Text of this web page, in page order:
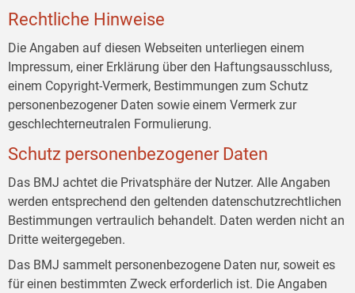
Rechtliche Hinweise
Die Angaben auf diesen Webseiten unterliegen einem
Impressum, einer Erklärung über den Haftungsausschluss,
einem Copyright-Vermerk, Bestimmungen zum Schutz
personenbezogener Daten sowie einem Vermerk zur
geschlechterneutralen Formulierung.
Schutz personenbezogener Daten
Das BMJ achtet die Privatsphäre der Nutzer. Alle Angaben
werden entsprechend den geltenden datenschutzrechtlichen
Bestimmungen vertraulich behandelt. Daten werden nicht an
Dritte weitergegeben.
Das BMJ sammelt personenbezogene Daten nur, soweit es
für einen bestimmten Zweck erforderlich ist. Die Angaben